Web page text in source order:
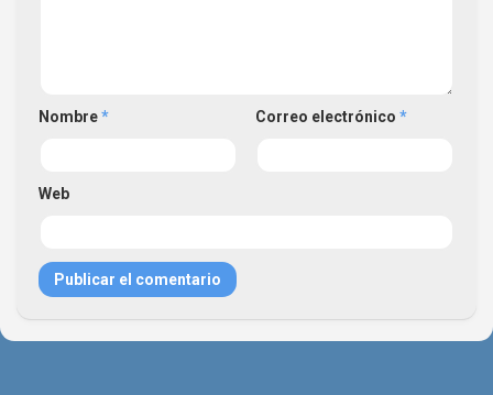
Nombre* Correo electrónico *
Web